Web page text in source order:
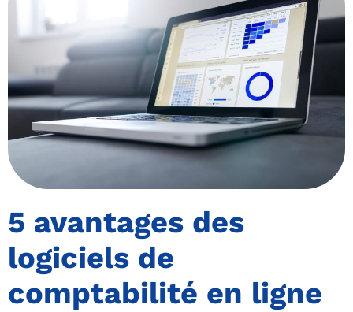
5 avantages des
logiciels de
comptabilité en ligne